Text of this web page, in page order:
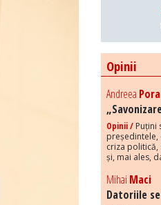
Opinii
Andreea Pora
Opinii / Puțini
președintele,
criza
și, mai ales,
Mihai Maci
Datoriile